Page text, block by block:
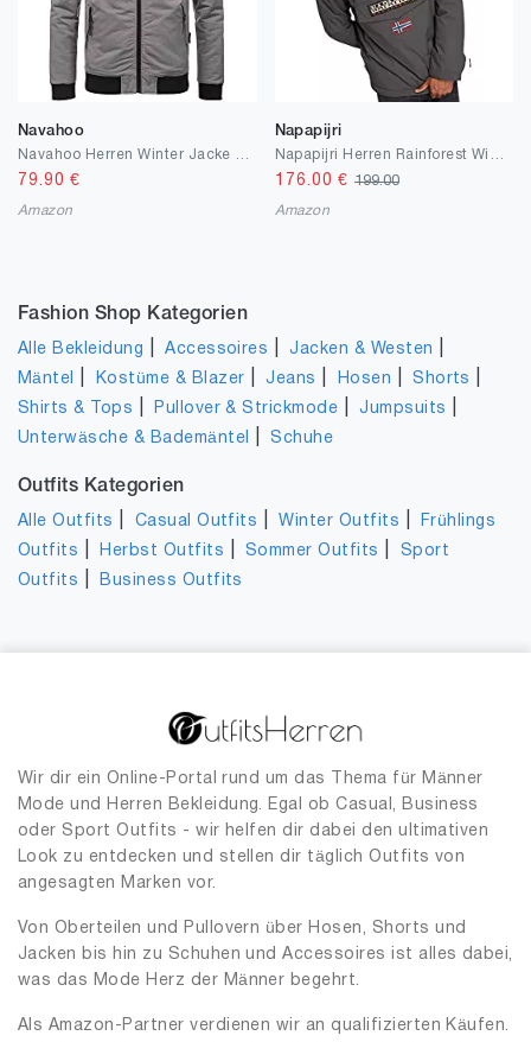
Navahoo
79.90 €
Amazon
Napapijri
176.00 € 199.00
Amazon
Fashion Shop Kategorien
Alle Bekleidung |Accessoires |Jacken & Westen
Mäntel Kostüme & Blazer |Jeans Hosen |Shorts
Shirts & Tops Pullover & Strickmode |Jumpsuits
Unterwäsche & Bademäntel |Schuhe
Outfits Kategorien
Alle Outfits Casual Outfits |Winter Outfits
Frühlings
Outfits
Herbst Outfits Sommer Outfits
Sport
Outfits
Business Outfits
Wir dir ein Online-Portal rund um das Thema für Männer
Mode und Herren Bekleidung. Egal ob Casual, Business
oder Sport Outfits - wir helfen dir dabei den ultimativen
Look zu entdecken und stellen dir täglich Outfits von
angesagten Marken vor.
Von Oberteilen und Pullovern über Hosen, Shorts und
Jacken bis hin zu Schuhen und Accessoires ist alles dabei,
was das Mode Herz der Männer begehrt.
Als Amazon-Partner verdienen wir an qualifizierten Käufen.